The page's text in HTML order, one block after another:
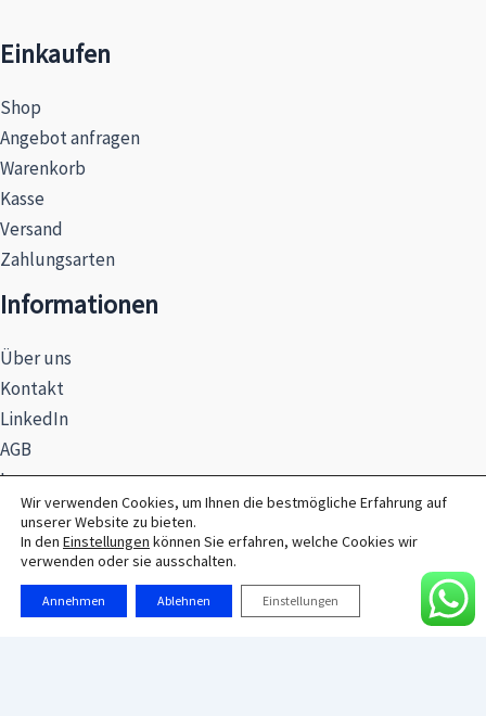
Einkaufen
Shop
Angebot anfragen
Warenkorb
Kasse
Versand
Zahlungsarten
Informationen
Über uns
Kontakt
LinkedIn
AGB
Impressum
Datenschutzerklärung
Hinweise zur Batterieentsorgung
Wir verwenden Cookies, um Ihnen die bestmögliche Erfahrung auf
unserer Website zu bieten.
In den Einstellungen können Sie erfahren, welche Cookies wir
verwenden oder sie ausschalten.
Annehmen Ablehnen Einstellungen